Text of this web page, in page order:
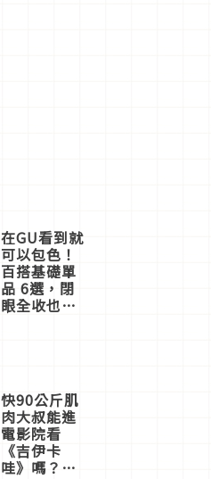
在GU看到就
可以包色！
百搭基礎單
品 6選，閉
眼全收也不
快90公斤肌
肉大叔能進
電影院看
《吉伊卡
哇》嗎？日